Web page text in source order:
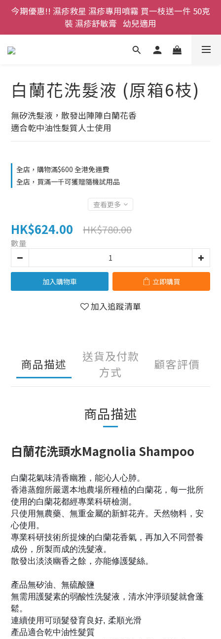
登記成為網店會員，即送$50購物金即刻用!!
首次購買 啤酒花咖啡因洗髮液 享8折優惠 不限購買量
今期優惠!! 濕疹救星 濕疹專用噴霧 買一枝送一件 50克
裝 濕疹舒敏膏   幼兒適用
登記成為網店會員，即送$50購物金即刻用!!
首次購買 啤酒花咖啡因洗髮液 享8折優惠 不限購買量
白蘭花洗髮液 (原箱6枝)
無矽洗髮液，散發出陣陣白蘭花香
適合乾中油性髮質人士使用
全店，購物滿$600 全港免運費
全店，買滿一千可獲贈隨機試用品
查看更多
HK$624.00 HK$780.00
數量
加入購物車 立即購買
加入追蹤清單
商品描述
送貨及付款
方式
顧客評價
商品描述
白蘭花洗頭水Magnolia Shampoo
白蘭花氣味清香幽雅，能沁人心肺。
香港蒸餾所嚴選本地農場所種植的白蘭花，每一批所
使用的白蘭花都經專業科研檢測。
只使用無農藥、無重金屬的新鮮花卉。天然物料，安
心使用。
專業科研技術所提煉的白蘭花香氣，再加入不同營養
成份，所製而成的洗髮液。
散發出淡淡幽香之餘，亦能修護髮絲。
產品無矽油、無硫酸鹽
無需用護髮素的弱酸性洗髮液，清水沖淨頭髮就會蓬
鬆。
連續使用可頭髮發育良好, 柔順光滑
產品適合乾中油性髮質